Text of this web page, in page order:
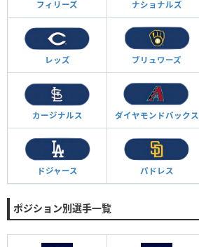
フィリーズ ナショナルズ
レッズ ブリュワーズ
カージナルス ダイヤモンドバックス
ドジャース パドレス
ポジション別選手一覧